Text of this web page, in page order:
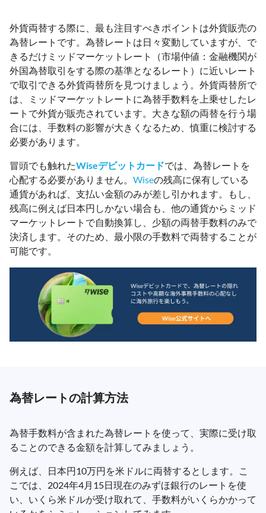
外貨両替する際に、最も注目すべきポイントは外貨販売の
為替レートです。為替レートは日々変動していますが、で
きるだけミッドマーケットレート（市場仲値：金融機関が
外国為替取引をする際の基準となるレート）に近いレート
で取引できる外貨両替所を見つけましょう。外貨両替所で
は、ミッドマーケットレートに為替手数料を上乗せしたレ
ートで外貨が販売されています。大きな額の両替を行う場
合には、手数料の影響が大きくなるため、慎重に検討する
必要があります。
冒頭でも触れたWiseデビットカードでは、為替レートを
心配する必要がありません。 Wiseの残高に保有している
通貨があれば、支払い金額のみが差し引かれます。もし、
残高に例えば日本円しかない場合も、他の通貨からミッド
マーケットレートで自動換算し、少額の両替手数料のみで
決済します。そのため、最小限の手数料で両替することが
可能です。
為替レートの計算方法
為替手数料が含まれた為替レートを使って、実際に受け取
ることのできる金額を計算してみましょう。
例えば、日本円10万円を米ドルに両替するとします。こ
こでは、2024年4月15日現在のみずほ銀行のレートを使
い、いくら米ドルが受け取れて、手数料がいくらかかって